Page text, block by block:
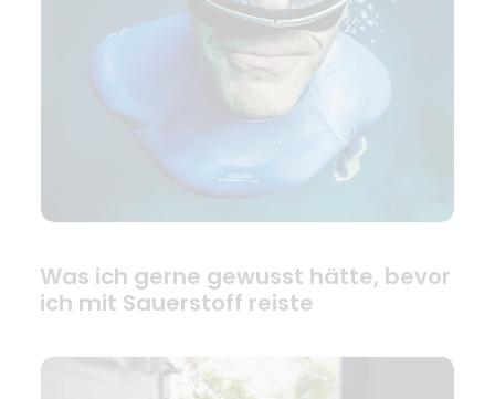
Was ich gerne gewusst hätte, bevor
ich mit Sauerstoff reiste